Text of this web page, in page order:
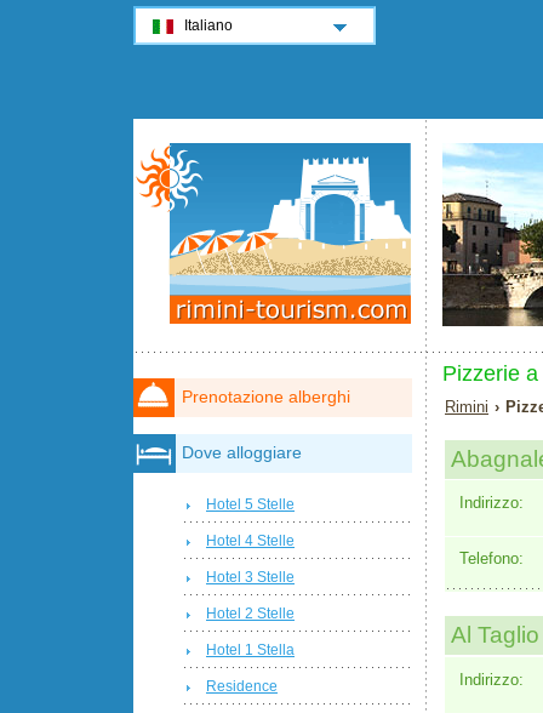
Pizzerie
Rimini ›
Indirizzo:
Telefono:
Al
Indirizzo:
Prenotazione alberghi
Dove alloggiare
Hotel 5 Stelle
Hotel 4 Stelle
Hotel 3 Stelle
Hotel 2 Stelle
Hotel 1 Stella
Residence
Italiano